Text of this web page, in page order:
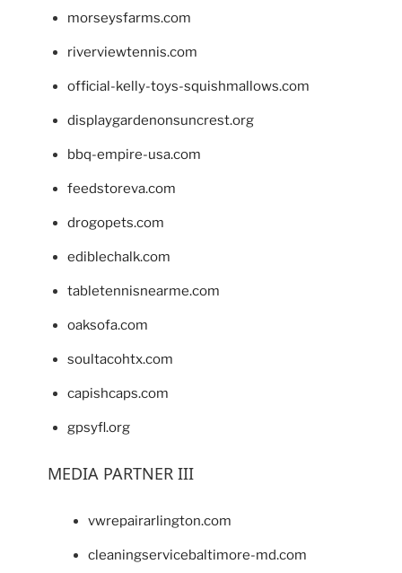
morseysfarms.com
riverviewtennis.com
official-kelly-toys-squishmallows.com
displaygardenonsuncrest.org
bbq-empire-usa.com
feedstoreva.com
drogopets.com
ediblechalk.com
tabletennisnearme.com
oaksofa.com
soultacohtx.com
capishcaps.com
gpsyfl.org
MEDIA PARTNER III
vwrepairarlington.com
cleaningservicebaltimore-md.com